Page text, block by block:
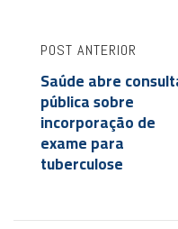
POST ANTERIOR
Saúde abre
pública sobre
incorporação de
exame para
tuberculose